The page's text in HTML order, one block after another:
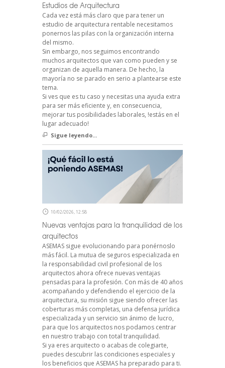
Estudios de Arquitectura
Cada vez está más claro que para tener un
estudio de arquitectura rentable necesitamos
ponernos las pilas con la organización interna
del mismo.
Sin embargo, nos seguimos encontrando
muchos arquitectos que van como pueden y se
organizan de aquella manera. De hecho, la
mayoría no se parado en serio a plantearse este
tema.
Si ves que es tu caso y necesitas una ayuda extra
para ser más eficiente y, en consecuencia,
mejorar tus posibilidades laborales, !estás en el
lugar adecuado!
Sigue leyendo...
10/02/2026, 12:58
Nuevas ventajas para la tranquilidad de los
arquitectos
ASEMAS sigue evolucionando para ponérnoslo
más fácil. La mutua de seguros especializada en
la responsabilidad civil profesional de los
arquitectos ahora ofrece nuevas ventajas
pensadas para la profesión. Con más de 40 años
acompañando y defendiendo el ejercicio de la
arquitectura, su misión sigue siendo ofrecer las
coberturas más completas, una defensa jurídica
especializada y un servicio sin ánimo de lucro,
para que los arquitectos nos podamos centrar
en nuestro trabajo con total tranquilidad.
Si ya eres arquitecto o acabas de colegiarte,
puedes descubrir las condiciones especiales y
los beneficios que ASEMAS ha preparado para ti.